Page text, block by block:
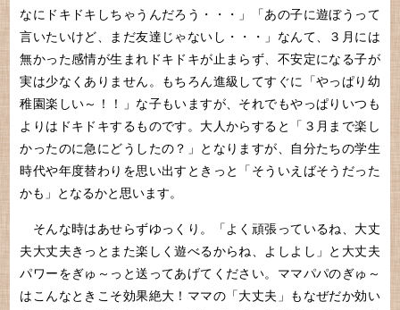
なにドキドキしちゃうんだろう・・・」「あの子に遊ぼうって
言いたいけど、まだ友達じゃないし・・・」なんて、３月には
無かった感情が生まれドキドキが止まらず、不安定になる子が
実は少なくありません。もちろん進級してすぐに「やっぱり幼
稚園楽しい～！！」な子もいますが、それでもやっぱりいつも
よりはドキドキするものです。大人からすると「３月まで楽し
かったのに急にどうしたの？」となりますが、自分たちの学生
時代や年度替わりを思い出すときっと「そういえばそうだった
かも」となるかと思います。
そんな時はあせらずゆっくり。「よく頑張っているね、大丈
夫大丈夫きっとまた楽しく遊べるからね、よしよし」と大丈夫
パワーをぎゅ～っと送ってあげてください。ママパパのぎゅ～
はこんなときこそ効果絶大！ママの「大丈夫」もなぜだか効い